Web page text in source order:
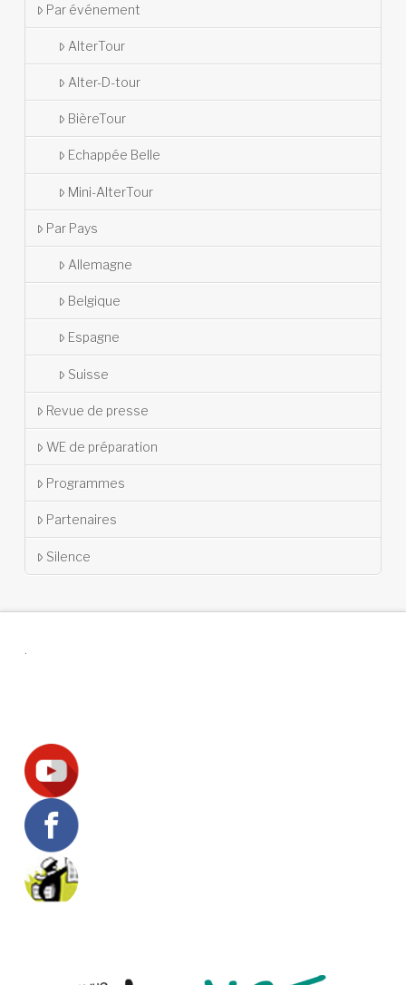
Par événement
AlterTour
Alter-D-tour
BièreTour
Echappée Belle
Mini-AlterTour
Par Pays
Allemagne
Belgique
Espagne
Suisse
Revue de presse
WE de préparation
Programmes
Partenaires
Silence